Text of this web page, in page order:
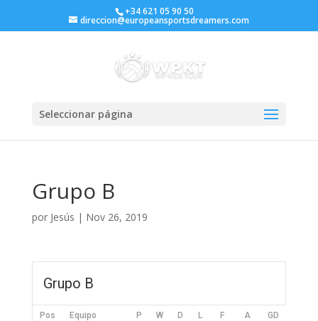
+34 621 05 90 50
direccion@europeansportsdreamers.com
Seleccionar página
Grupo B
por Jesús | Nov 26, 2019
Grupo B
Pos Equipo P W D L F A GD